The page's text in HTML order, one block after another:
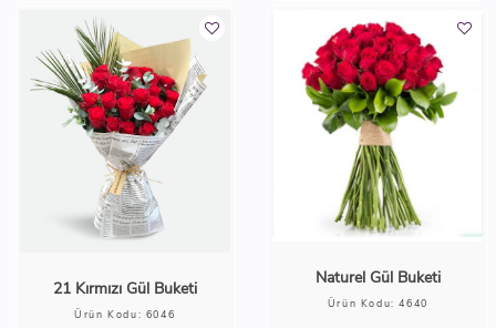
21 Kırmızı Gül Buketi
Ürün Kodu: 6046
Naturel Gül Buketi
Ürün Kodu: 4640